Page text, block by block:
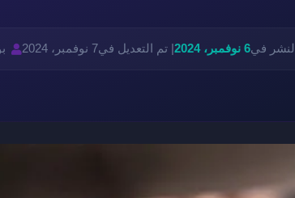
في6 نوفمبر، 2024 | تم التعديل في7 نوفمبر، 2024